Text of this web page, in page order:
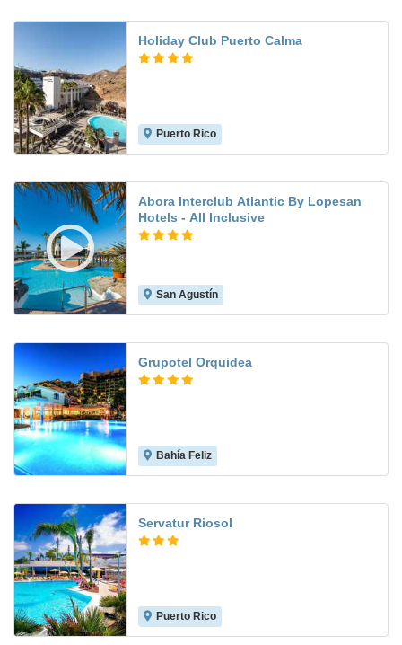
Holiday Club Puerto Calma
Puerto Rico
Abora Interclub Atlantic By Lopesan
Hotels - All Inclusive
San Agustín
Grupotel Orquidea
Bahía Feliz
Servatur Riosol
Puerto Rico